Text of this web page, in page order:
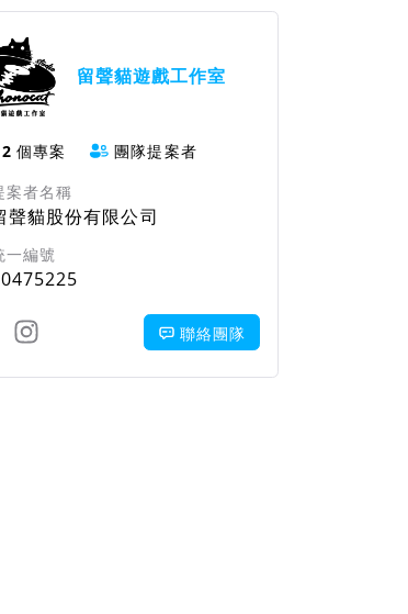
留聲貓遊戲工作室
2 個專案
團隊提案者
案者名稱
聲貓股份有限公司
一編號
聯絡團隊